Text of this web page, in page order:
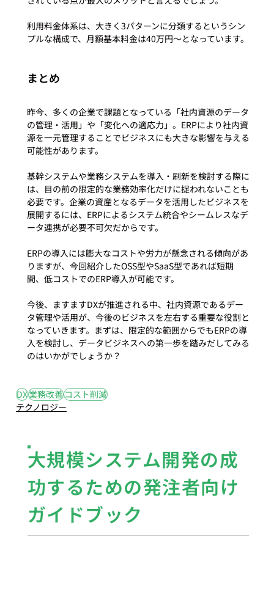
利用料金体系は、大きく3パターンに分類するというシン
まとめ
昨今、多くの企業で課題となっている「社内資源のデータ
の管理・活用」や「変化への適応力」。ERPにより社内資
源を一元管理することでビジネスにも大きな影響を与える
可能性があります。
基幹システムや業務システムを導入・刷新を検討する際に
は、目の前の限定的な業務効率化だけに捉われないことも
必要です。企業の資産となるデータを活用したビジネスを
展開するには、ERPによるシステム統合やシームレスなデ
ータ連携が必要不可欠だからです。
ERPの導入には膨大なコストや労力が懸念される傾向があ
りますが、今回紹介したOSS型やSaaS型であれば短期
間、低コストでのERP導入が可能です。
今後、ますますDXが推進される中、社内資源であるデー
タ管理や活用が、今後のビジネスを左右する重要な役割と
なっていきます。まずは、限定的な範囲からでもERPの導
入を検討し、データビジネスへの第一歩を踏みだしてみる
のはいかがでしょうか？
DX業務改善コスト削減
テクノロジー
大規模システム開発の成
功するための発注者向け
ガイドブック